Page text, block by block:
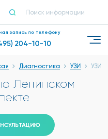
запись по телефону
204-10-10
Диагностика УЗИ УЗИ
Ленинском